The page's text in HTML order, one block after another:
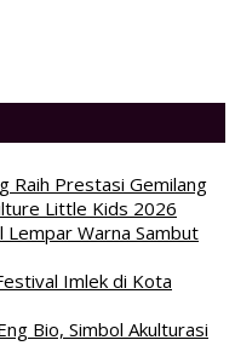
Raih Prestasi Gemilang
Little Kids 2026
Lempar Warna Sambut
Imlek di Kota
Bio, Simbol Akulturasi